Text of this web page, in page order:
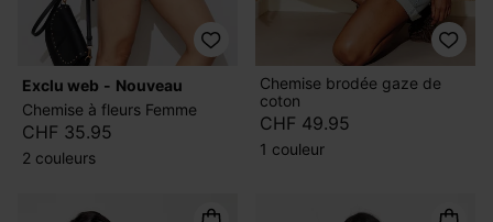
exclu web
nouveau
Chemise à fleurs Femme
CHF 35.95
2 couleurs
Chemise brodée gaze de
coton
CHF 49.95
1 couleur